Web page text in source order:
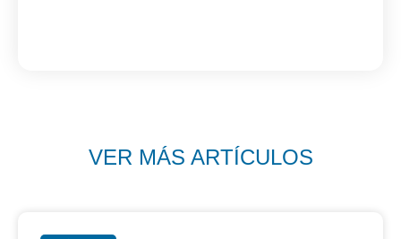
VER MÁS ARTÍCULOS